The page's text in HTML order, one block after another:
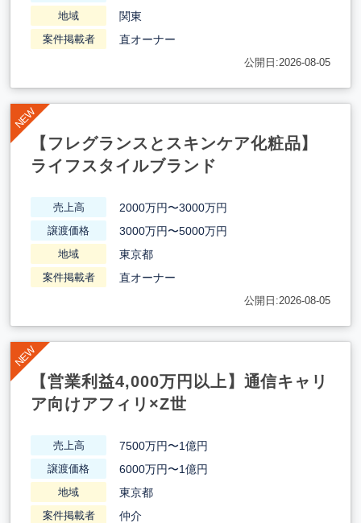
地域 関東
案件掲載者 直オーナー
公開日:2026-08-05
【フレグランスとスキンケア化粧品】
ライフスタイルブランド
売上高 2000万円〜3000万円
譲渡価格 3000万円〜5000万円
地域 東京都
案件掲載者 直オーナー
公開日:2026-08-05
【営業利益4,000万円以上】通信キャリ
ア向けアフィリ×Z世
売上高 7500万円〜1億円
譲渡価格 6000万円〜1億円
地域 東京都
案件掲載者 仲介